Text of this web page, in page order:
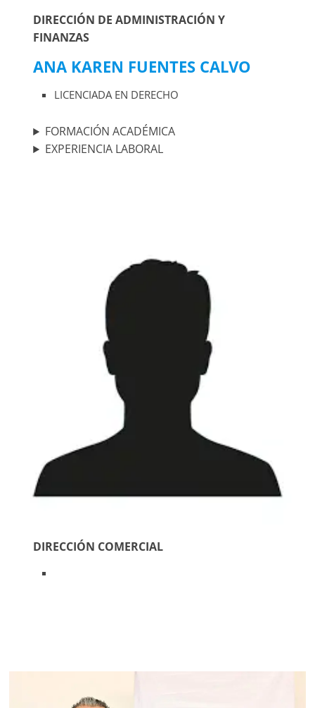
DIRECCIÓN DE ADMINISTRACIÓN Y
FINANZAS
ANA KAREN FUENTES CALVO
LICENCIADA EN DERECHO
FORMACIÓN ACADÉMICA
EXPERIENCIA LABORAL
DIRECCIÓN COMERCIAL